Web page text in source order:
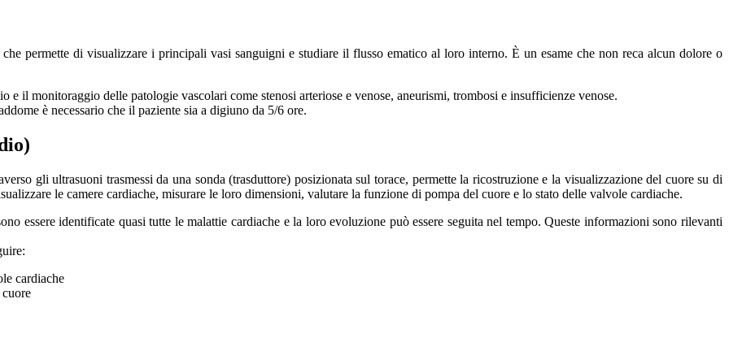
permette di visualizzare i principali vasi sanguigni e studiare il flusso ematico al loro interno. È un esame che non reca alcun dolore o
il monitoraggio delle patologie vascolari come stenosi arteriose e venose, aneurismi, trombosi e insufficienze venose.
è necessario che il paziente sia a digiuno da 5/6 ore.
gli ultrasuoni trasmessi da una sonda (trasduttore) posizionata sul torace, permette la ricostruzione e la visualizzazione del cuore su di
le camere cardiache, misurare le loro dimensioni, valutare la funzione di pompa del cuore e lo stato delle valvole cardiache.
essere identificate quasi tutte le malattie cardiache e la loro evoluzione può essere seguita nel tempo. Queste informazioni sono rilevanti
cardiache